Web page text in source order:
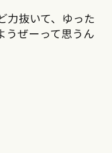
力抜いて、ゆった
うぜーって思うん